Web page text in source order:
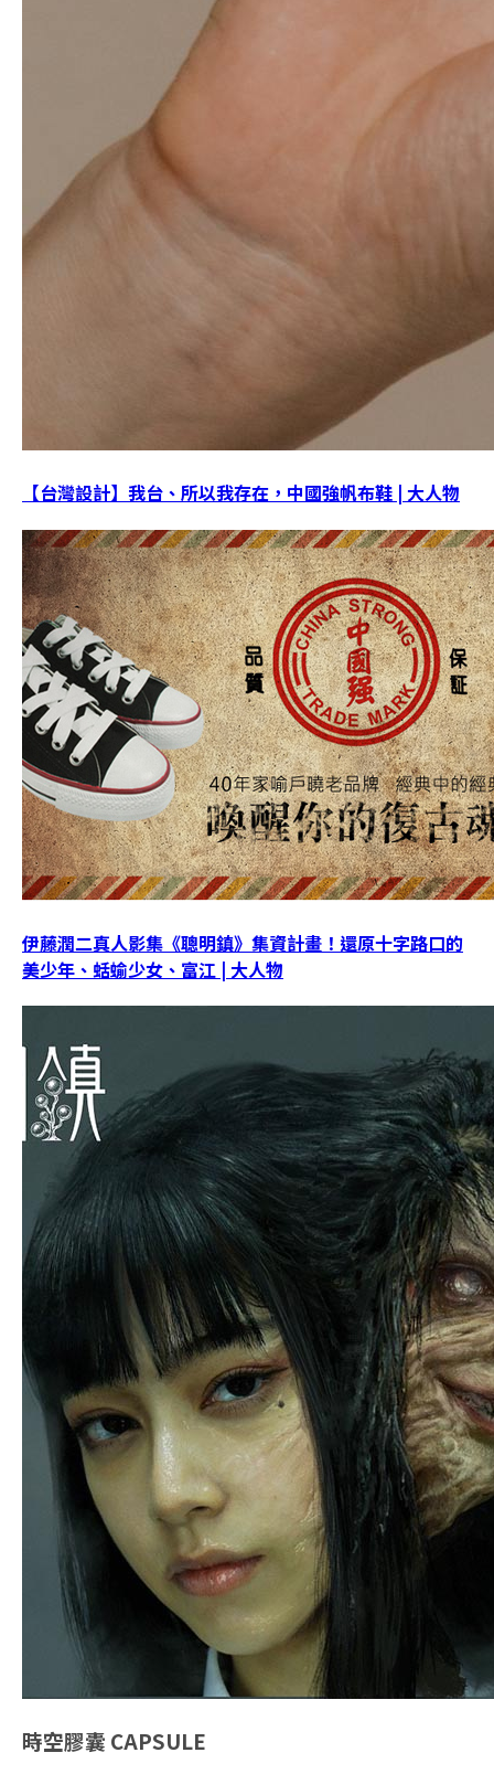
【台灣設計】我台、所以我存在，中國強帆布鞋 | 大人物
伊藤潤二真人影集《聰明鎮》集資計畫！還原十字路口的
美少年、蛞蝓少女、富江 | 大人物
時空膠囊 CAPSULE